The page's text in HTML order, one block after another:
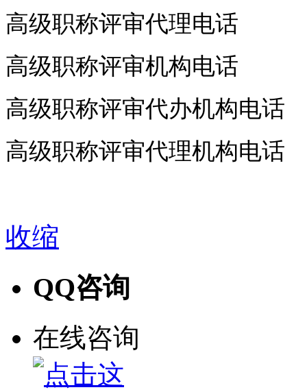
高级职称评审代理电话
高级职称评审机构电话
高级职称评审代办机构电话
高级职称评审代理机构电话
收缩
QQ咨询
在线咨询